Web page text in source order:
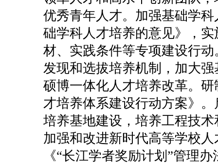
优秀青年人才。加强基础学
础学科人才培养的意见》，
材、实践条件等专项建设行
发现和选拔培养机制，加大
硕博一体化人才培养改革。
才培养体系建设行动方案》
培养基地建设，培养工程技
加强和改进新时代高等学校
《“长江学者奖励计划”管理